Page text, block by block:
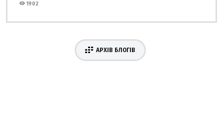
1902
АРХІВ БЛОГІВ